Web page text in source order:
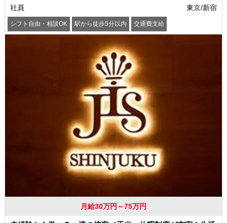
社員 東京/新宿
シフト自由・相談OK 駅から徒歩5分以内 交通費支給
月給30万円～75万円